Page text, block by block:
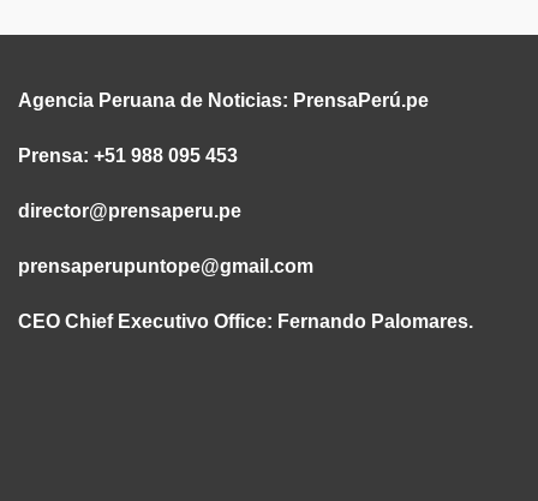
Agencia Peruana de Noticias: PrensaPerú.pe
Prensa: +51 988 095 453
director@prensaperu.pe
prensaperupuntope@gmail.com
CEO Chief Executivo Office: Fernando Palomares.